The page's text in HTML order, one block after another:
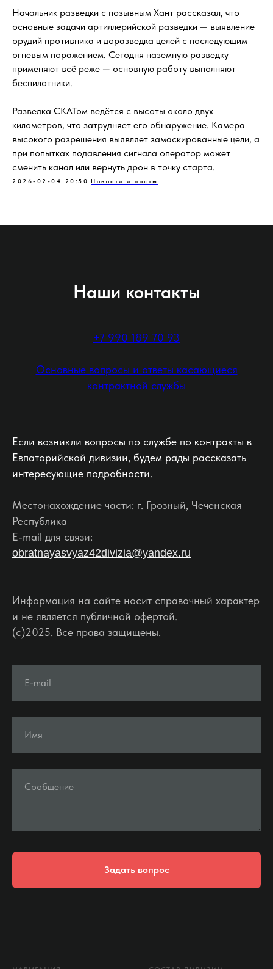
Начальник разведки с позывным Хант рассказал, что
основные задачи артиллерийской разведки — выявление
орудий противника и доразведка целей с последующим
огневым поражением. Сегодня наземную разведку
применяют всё реже — основную работу выполняют
беспилотники.
Разведка СКАТом ведётся с высоты около двух
километров, что затрудняет его обнаружение. Камера
высокого разрешения выявляет замаскированные цели, а
при попытках подавления сигнала оператор может
сменить канал или вернуть дрон в точку старта.
2026-02-04 20:50 Новости и посты
Наши контакты
+7 990 189 70 93
Основные вопросы и ответы касающиеся
контрактной службы
Если возникли вопросы по службе по контракты в
Евпаторийской дивизии, будем рады рассказать
интересующие подробности.
Местонахождение части: г. Грозный, Чеченская
Республика
E-mail для связи:
obratnayasvyaz42divizia@yandex.ru
Информация на сайте носит справочный характер
и не является публичной офертой.
(c)2025. Все права защищены.
E-mail
Имя
Сообщение
Задать вопрос